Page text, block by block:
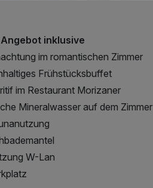
inklusive
im romantischen Zimmer
Frühstücksbuffet
im Restaurant Morizaner
Mineralwasser auf dem Zimmer
W-Lan